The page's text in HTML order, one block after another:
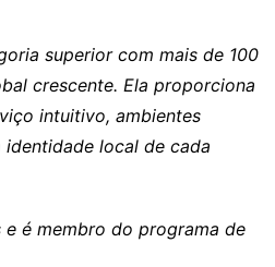
superior com mais de 100
crescente. Ela proporciona
intuitivo, ambientes
identidade local de cada
é membro do programa de